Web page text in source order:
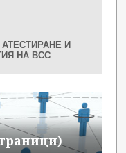
И
НА ВСС